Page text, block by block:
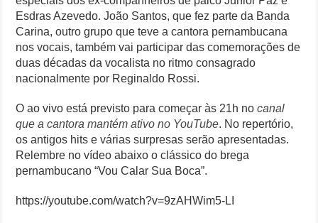
Esdras Azevedo. João Santos, que fez parte da Banda
Carina, outro grupo que teve a cantora pernambucana
nos vocais, também vai participar das comemorações de
duas décadas da vocalista no ritmo consagrado
nacionalmente por Reginaldo Rossi.
O ao vivo está previsto para começar às 21h nocanal
que a cantora mantém ativo no YouTube. No repertório,
os antigos hits e várias surpresas serão apresentadas.
Relembre no vídeo abaixo o clássico do brega
pernambucano “Vou Calar Sua Boca”.
https://youtube.com/watch?v=9zAHWim5-LI